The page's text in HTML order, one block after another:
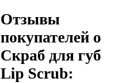
Отзывы
покупателей о
Скраб для губ
Lip Scrub: